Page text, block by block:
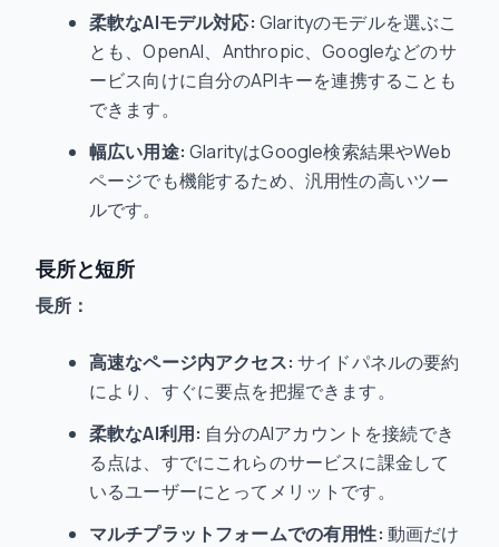
柔軟なAIモデル対応: Glarityのモデルを選ぶこ
とも、OpenAI、Anthropic、Googleなどのサ
ービス向けに自分のAPIキーを連携することも
できます。
幅広い用途: GlarityはGoogle検索結果やWeb
ページでも機能するため、汎用性の高いツー
ルです。
長所と短所
長所：
高速なページ内アクセス: サイドパネルの要約
により、すぐに要点を把握できます。
柔軟なAI利用: 自分のAIアカウントを接続でき
る点は、すでにこれらのサービスに課金して
いるユーザーにとってメリットです。
マルチプラットフォームでの有用性: 動画だけ